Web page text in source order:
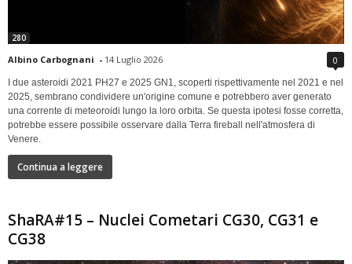
280
Albino Carbognani - 14 Luglio 2026 0
I due asteroidi 2021 PH27 e 2025 GN1, scoperti rispettivamente nel 2021 e nel
2025, sembrano condividere un'origine comune e potrebbero aver generato
una corrente di meteoroidi lungo la loro orbita. Se questa ipotesi fosse corretta,
potrebbe essere possibile osservare dalla Terra fireball nell'atmosfera di
Venere.
Continua a leggere
ShaRA#15 – Nuclei Cometari CG30, CG31 e
CG38